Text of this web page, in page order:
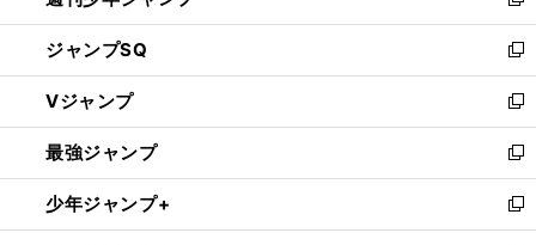
し
い
ウ
ィ
ン
ド
ウ
で
開
ジャンプSQ
新
し
い
ウ
ィ
ン
ド
ウ
Vジャンプ
新
し
い
ウ
ィ
ン
最強ジャンプ
新
し
い
ウ
少年ジャンプ+
新
し